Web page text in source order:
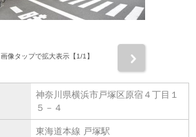
画像タップで拡大表示【1/1】
神奈川県横浜市戸塚区原宿４丁目１
５－４
東海道本線 戸塚駅